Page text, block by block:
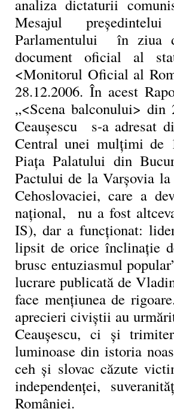
analiza dictaturii
Mesajul
Parlamentului în ziua
document oficial al
<Monitorul Oficial al
28.12.2006. În acest
„<Scena balconului>
Ceaușescu s-a adresat
Central unei mulțimi de
Piața Palatului din
Pactului de la Varșovia la
Cehoslovaciei, care a
național, nu a fost
IS), dar a funcționat:
lipsit de orice înclinație
brusc entuziasmul
lucrare publicată de
face mențiunea de
aprecieri civiștii au
Ceaușescu, ci și
luminoase din istoria
ceh și slovac căzute
independenței,
României.